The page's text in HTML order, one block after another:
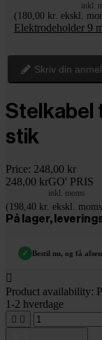
inkl.
(180,00 kr. ekskl.
Elektrodeholder 9
Skriv din
Stelkabel
stik
Price: 248,00 kr
248,00 krGO' PRIS
inkl. moms
(198,40 kr. ekskl.
På lager,
✓ Bestil nu, og få

Product availability:
1-2 hverdage
 